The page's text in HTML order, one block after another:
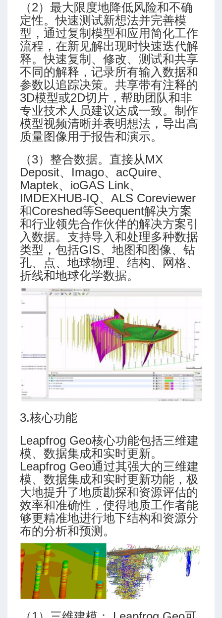
（2）最大限度地降低风险和不确
定性。快速测试新想法并完善模
型，通过复制模型和应用简化工作
流程，在新见解出现时快速迭代解
释。快速复制、修改、测试和共享
不同的解释，记录所有输入数据和
参数以追踪决策。共享带有注释的
3D模型或2D切片，帮助团队和非
专业技术人员建议达成一致。制作
模型视频清晰并表明想法，导出高
质量图像用于报告和演示。
（3）整合数据。直接从MX
Deposit、Imago、acQuire、
Maptek、ioGAS Link、
IMDEXHUB-IQ、ALS Coreviewer
和Coreshed等Seequent解决方案
和行业领先合作伙伴的解决方案引
入数据。支持导入和处理多种数据
类型，包括GIS、地图和图像、钻
孔、点、地球物理、结构、网格、
折线和地球化学数据。
3.核心功能
Leapfrog Geo核心功能包括三维建
模、数据集成和实时更新。
Leapfrog Geo通过其强大的三维建
模、数据集成和实时更新功能，极
大地提升了地质勘探和资源评估的
效率和准确性，使得地质工作者能
够更精准地进行地下结构和资源分
布的分析和预测。